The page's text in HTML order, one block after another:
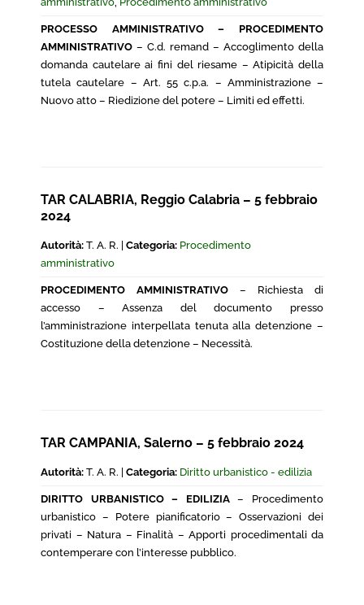
PROCESSO AMMINISTRATIVO – PROCEDIMENTO
AMMINISTRATIVO – C.d. remand – Accoglimento della
domanda cautelare ai fini del riesame – Atipicità della
tutela cautelare – Art. 55 c.p.a. – Amministrazione –
Nuovo atto – Riedizione del potere – Limiti ed effetti.
TAR CALABRIA, Reggio Calabria – 5 febbraio
2024
Autorità: T. A. R. | Categoria: Procedimento
amministrativo
PROCEDIMENTO AMMINISTRATIVO – Richiesta di
accesso – Assenza del documento presso
l’amministrazione interpellata tenuta alla detenzione –
Costituzione della detenzione – Necessità.
TAR CAMPANIA, Salerno – 5 febbraio 2024
Autorità: T. A. R. | Categoria: Diritto urbanistico - edilizia
DIRITTO URBANISTICO – EDILIZIA– Procedimento
urbanistico – Potere pianificatorio – Osservazioni dei
privati – Natura – Finalità – Apporti procedimentali da
contemperare con l’interesse pubblico.